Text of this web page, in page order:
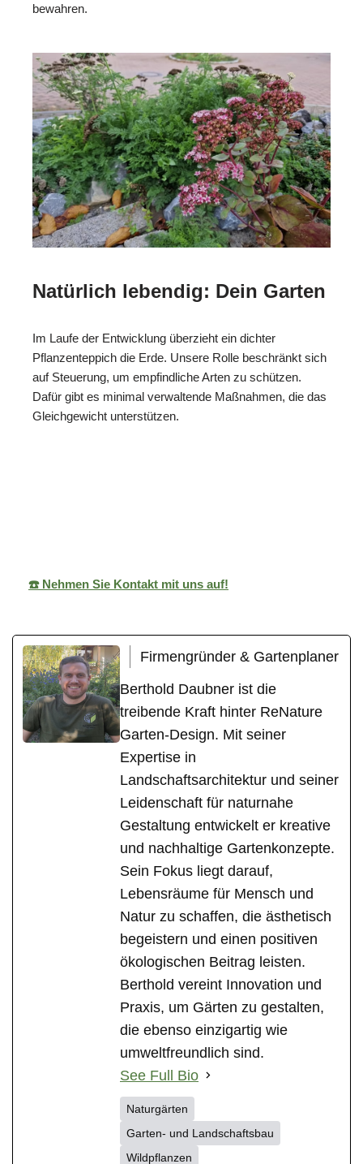
bewahren.
Natürlich lebendig: Dein Garten
Im Laufe der Entwicklung überzieht ein dichter
Pflanzenteppich die Erde. Unsere Rolle beschränkt sich
auf Steuerung, um empfindliche Arten zu schützen.
Dafür gibt es minimal verwaltende Maßnahmen, die das
Gleichgewicht unterstützen.
☎️ Nehmen Sie Kontakt mit uns auf!
Firmengründer & Gartenplaner
Berthold Daubner ist die
treibende Kraft hinter ReNature
Garten-Design. Mit seiner
Expertise in
Landschaftsarchitektur und seiner
Leidenschaft für naturnahe
Gestaltung entwickelt er kreative
und nachhaltige Gartenkonzepte.
Sein Fokus liegt darauf,
Lebensräume für Mensch und
Natur zu schaffen, die ästhetisch
begeistern und einen positiven
ökologischen Beitrag leisten.
Berthold vereint Innovation und
Praxis, um Gärten zu gestalten,
die ebenso einzigartig wie
umweltfreundlich sind.
See Full Bio
Naturgärten
Garten- und Landschaftsbau
Wildpflanzen